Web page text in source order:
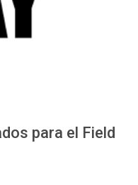
para el Field